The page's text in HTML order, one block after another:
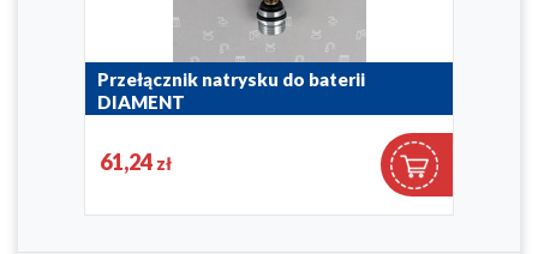
Przełącznik natrysku do baterii
DIAMENT
61,24 zł